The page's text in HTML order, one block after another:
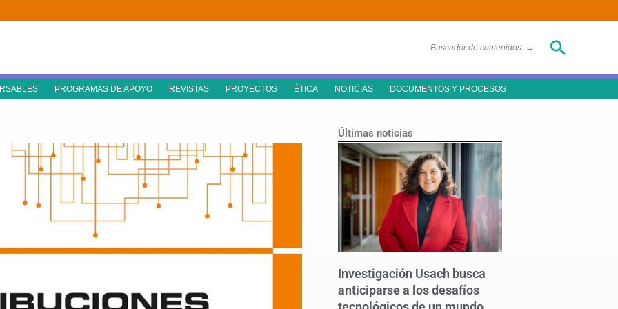
Buscador de contenidos → Buscar
PROGRAMAS DE APOYO REVISTAS PROYECTOS ÉTICA NOTICIAS DOCUMENTOS Y PROCESOS
Últimas noticias
Investigación Usach busca
anticiparse a los desafíos